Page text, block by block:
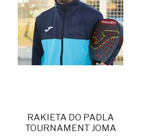
RAKIETA DO PADLA
TOURNAMENT JOMA